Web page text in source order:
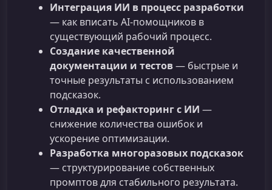
Интеграция ИИ в процесс разработки
— как вписать AI‑помощников в
существующий рабочий процесс.
Создание качественной
документации и тестов— быстрые и
точные результаты с использованием
подсказок.
Отладка и рефакторинг с ИИ —
снижение количества ошибок и
ускорение оптимизации.
Разработка многоразовых подсказок
— структурирование собственных
промптов для стабильного результата.